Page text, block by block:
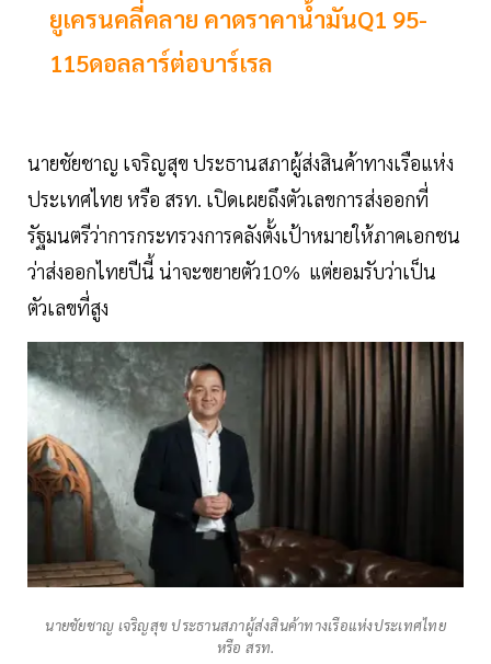
ยูเครนคลี่คลาย คาดราคาน้ำมันQ1 95-
115ดอลลาร์ต่อบาร์เรล
นายชัยชาญ เจริญสุข ประธานสภาผู้ส่งสินค้าทางเรือแห่ง
ประเทศไทย หรือ สรท. เปิดเผยถึงตัวเลขการส่งออกที่
รัฐมนตรีว่าการกระทรวงการคลังตั้งเป้าหมายให้ภาคเอกชน
ว่าส่งออกไทยปีนี้ น่าจะขยายตัว10% แต่ยอมรับว่าเป็น
ตัวเลขที่สูง
นายชัยชาญ เจริญสุข ประธานสภาผู้ส่งสินค้าทางเรือแห่งประเทศไทย
หรือ สรท.